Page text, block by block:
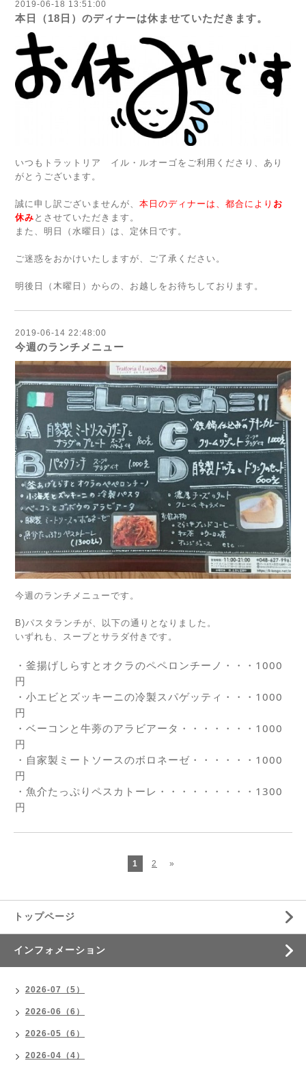
2019-06-18 13:51:00
本日（18日）のディナーは休ませていただきます。
いつもトラットリア イル・ルオーゴをご利用くださり、あり
がとうございます。
誠に申し訳ございませんが、 本日のディナーは、都合により お
休み とさせていただきます。
また、明日（水曜日）は、定休日です。
ご迷惑をおかけいたしますが、ご了承ください。
明後日（木曜日）からの、お越しをお待ちしております。
2019-06-14 22:48:00
今週のランチメニュー
今週のランチメニューです。
B)パスタランチが、以下の通りとなりました。
いずれも、スープとサラダ付きです。
・釜揚げしらすとオクラのペペロンチーノ・・・1000
円
・小エビとズッキーニの冷製スパゲッティ・・・1000
円
・ベーコンと牛蒡のアラビアータ・・・・・・・1000
円
・自家製ミートソースのボロネーゼ・・・・・・1000
円
・魚介たっぷりペスカトーレ・・・・・・・・・1300
円
1 2 »
トップページ
インフォメーション
2026-07（5）
2026-06（6）
2026-05（6）
2026-04（4）